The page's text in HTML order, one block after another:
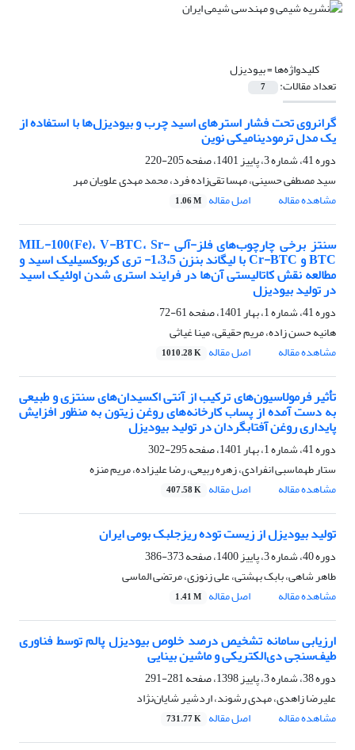
کلیدواژه‌ها =بیودیزل
تعداد مقالات: 7
گرانرو‌ی تحت فشار استر‌های اسید چرب و بیو‌دیزل‌ها با استفاده از
یک مدل ترمودینامیکی نوین
دوره 41، شماره 3، پاییز 1401، صفحه
205-220
سید مصطفی حسینی، مهسا تقی‌زاده فرد، محمد مهدی علویان مهر
مشاهده مقاله
اصل مقاله 1.06 M
سنتز برخی چارچوب‌های فلز-آلی MIL-100(Fe)، V-BTC، Sr-
BTC و Cr-BTC با لیگاند بنزن 1،3،5- تری کربوکسیلیک اسید و
مطالعه نقش کاتالیستی آن‌ها در فرایند استری شدن اولئیک اسید
در تولید بیودیزل
دوره 41، شماره 1، بهار 1401، صفحه
61-72
هانیه حسن زاده، مریم حقیقی، مینا غیاثی
مشاهده مقاله
اصل مقاله 1010.28 K
تأثیر فرمولاسیون‌های ترکیب از آنتی اکسیدان‌های سنتزی و طبیعی
به دست آمده از پساب کارخانه‌های روغن زیتون به منظور افزایش
پایداری روغن آفتابگردان در تولید بیودیزل
دوره 41، شماره 1، بهار 1401، صفحه
295-302
ستار طهماسبی انفرادی، زهره ربیعی، رضا علیزاده، مریم منزه
مشاهده مقاله
اصل مقاله 407.58 K
تولید بیودیزل از زیست توده ریزجلبک بومی ایران
دوره 40، شماره 3، پاییز 1400، صفحه
373-386
طاهر شاهی، بابک بهشتی، علی زنوزی، مرتضی الماسی
مشاهده مقاله
اصل مقاله 1.41 M
ارزیابی سامانه تشخیص درصد خلوص بیودیزل پالم توسط فناوری
طیف‌سنجی دی‌الکتریکی و ماشین بینایی
دوره 38، شماره 3، پاییز 1398، صفحه
281-291
علیرضا زاهدی، مهدی رشوند، اردشیر شایان‌نژاد
مشاهده مقاله
اصل مقاله 731.77 K